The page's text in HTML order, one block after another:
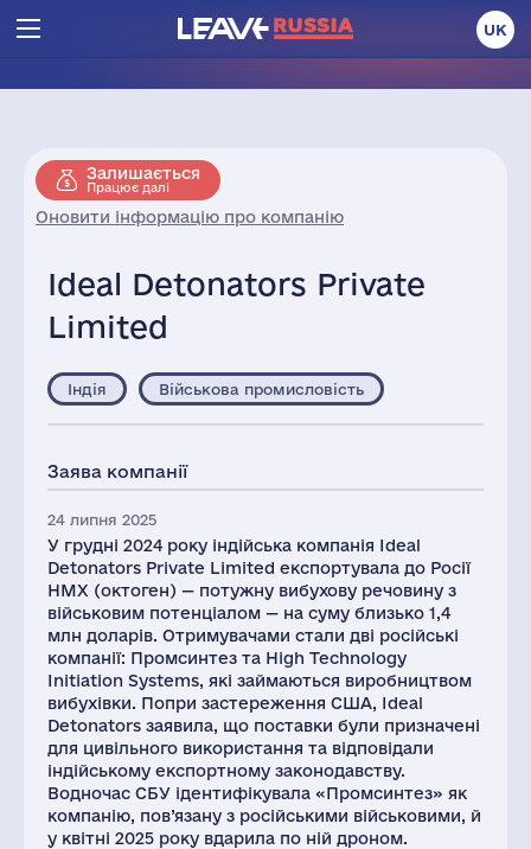
UK
Залишається
Працює далі
Оновити інформацію про компанію
Ideal Detonators Private
Limited
Індія Військова промисловість
Заява компанії
24 липня 2025
У грудні 2024 року індійська компанія Ideal
Detonators Private Limited експортувала до Росії
HMX (октоген) — потужну вибухову речовину з
військовим потенціалом — на суму близько 1,4
млн доларів. Отримувачами стали дві російські
компанії: Промсинтез та High Technology
Initiation Systems, які займаються виробництвом
вибухівки. Попри застереження США, Ideal
Detonators заявила, що поставки були призначені
для цивільного використання та відповідали
індійському експортному законодавству.
Водночас СБУ ідентифікувала «Промсинтез» як
компанію, пов’язану з російськими військовими, й
у квітні 2025 року вдарила по ній дроном.